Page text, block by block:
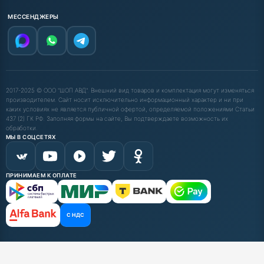
МЕССЕНДЖЕРЫ
2017-2025 © ООО "ШОП АВД". Внешний вид товаров и комплектация могут изменяться
производителем. Сайт носит исключительно информационный характер и ни при
каких условиях не является публичной офертой, определяемой положениями Статьи
437 (2) ГК РФ. Заполняя формы на сайте, Вы подтверждаете возможность их
обработки.
МЫ В СОЦСЕТЯХ
ПРИНИМАЕМ К ОПЛАТЕ
С НДС